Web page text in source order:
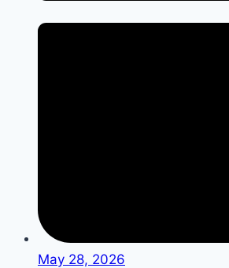
May 28, 2026